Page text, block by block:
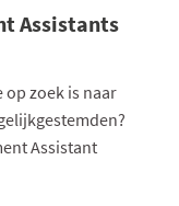
Assistants
op zoek is naar
Assistant